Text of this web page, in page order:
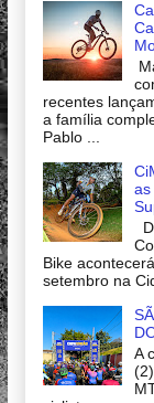
recentes
a família
Pablo ...
as
Bike
setembro na
A